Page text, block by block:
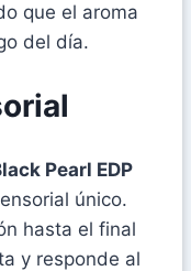
que el aroma
del día.
Pearl EDP
único.
hasta el final
y responde al